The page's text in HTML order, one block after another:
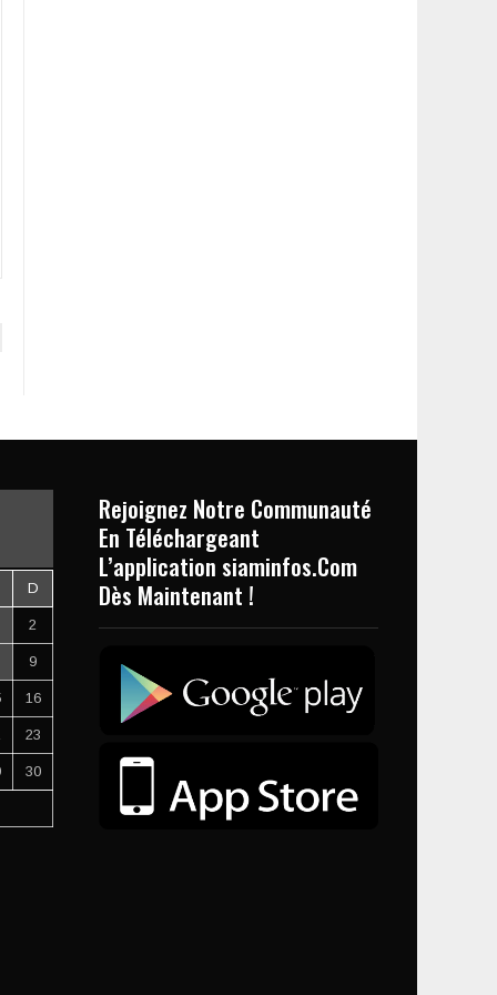
D
2
9
16
23
30
Rejoignez Notre Communauté
En Téléchargeant
L’application siaminfos.Com
Dès Maintenant !